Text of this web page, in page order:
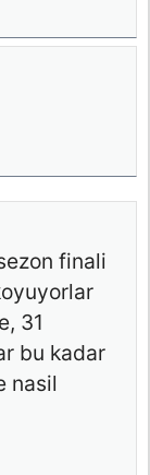
finali
31
bu kadar
nasil